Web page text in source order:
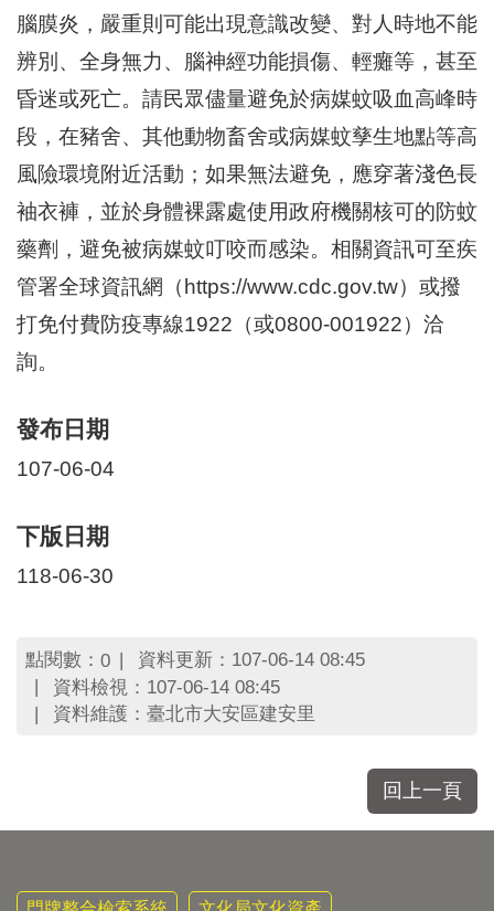
臺
北
鄰
長
名
冊
腦膜炎，嚴重則可能出現意識改變、對人時地不能
辨別、全身無力、腦神經功能損傷、輕癱等，甚至
昏迷或死亡。請民眾儘量避免於病媒蚊吸血高峰時
段，在豬舍、其他動物畜舍或病媒蚊孳生地點等高
風險環境附近活動；如果無法避免，應穿著淺色長
袖衣褲，並於身體裸露處使用政府機關核可的防蚊
藥劑，避免被病媒蚊叮咬而感染。相關資訊可至疾
管署全球資訊網（https://www.cdc.gov.tw​）或撥
打免付費防疫專線1922（或0800-001922）洽
詢。
發布日期
107-06-04
下版日期
118-06-30
點閱數： 0
資料更新：107-06-14 08:45
資料檢視：107-06-14 08:45
資料維護：臺北市大安區建安里
回上一頁